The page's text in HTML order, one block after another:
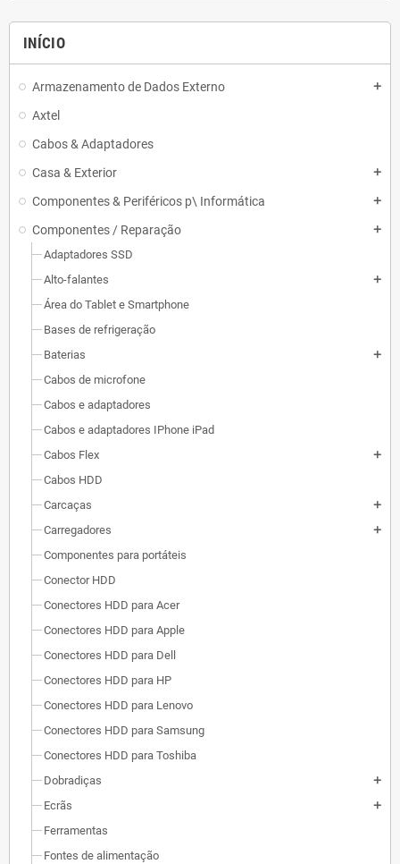
INÍCIO
Armazenamento de Dados Externo add
Axtel
Cabos & Adaptadores
Casa & Exterior
add
Componentes & Periféricos p\ Informática add
Componentes / Reparação add
Adaptadores SSD
Alto-falantes
add
Área do Tablet e Smartphone
Bases de refrigeração
Baterias
add
Cabos de microfone
Cabos e adaptadores
Cabos e adaptadores IPhone iPad
Cabos Flex
add
Cabos HDD
Carcaças
add
Carregadores add
Componentes para portáteis
Conector HDD
Conectores HDD para Acer
Conectores HDD para Apple
Conectores HDD para Dell
Conectores HDD para HP
Conectores HDD para Lenovo
Conectores HDD para Samsung
Conectores HDD para Toshiba
Dobradiças
add
Ecrãs add
Ferramentas
Fontes de alimentação